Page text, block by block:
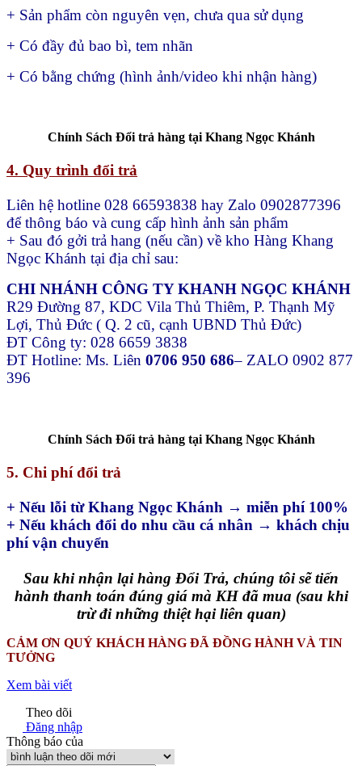
+ Sản phẩm còn nguyên vẹn, chưa qua sử dụng
+ Có đầy đủ bao bì, tem nhãn
+ Có bằng chứng (hình ảnh/video khi nhận hàng)
Chính Sách Đổi trả hàng tại Khang Ngọc Khánh
4. Quy trình đổi trả
Liên hệ hotline 028 66593838 hay Zalo 0902877396
để thông báo và cung cấp hình ảnh sản phẩm
+ Sau đó gởi trả hang (nếu cần) về kho Hàng Khang
Ngọc Khánh tại địa chỉ sau:
CHI NHÁNH CÔNG TY KHANH NGỌC KHÁNH
R29 Đường 87, KDC Vila Thủ Thiêm, P. Thạnh Mỹ
Lợi, Thủ Đức ( Q. 2 cũ, cạnh UBND Thủ Đức)
ĐT Công ty: 028 6659 3838
ĐT Hotline: Ms. Liên 0706 950 686– ZALO 0902 877
396
Chính Sách Đổi trả hàng tại Khang Ngọc Khánh
5. Chi phí đổi trả
+ Nếu lỗi từ Khang Ngọc Khánh → miễn phí 100%
+ Nếu khách đổi do nhu cầu cá nhân → khách chịu
phí vận chuyển
Sau khi nhận lại hàng Đổi Trả, chúng tôi sẽ tiến
hành thanh toán đúng giá mà KH đã mua (sau khi
trừ đi những thiệt hại liên quan)
CẢM ƠN QUÝ KHÁCH HÀNG ĐÃ ĐỒNG HÀNH VÀ TIN
TƯỞNG
Xem bài viết
Theo dõi
Đăng nhập
Thông báo của